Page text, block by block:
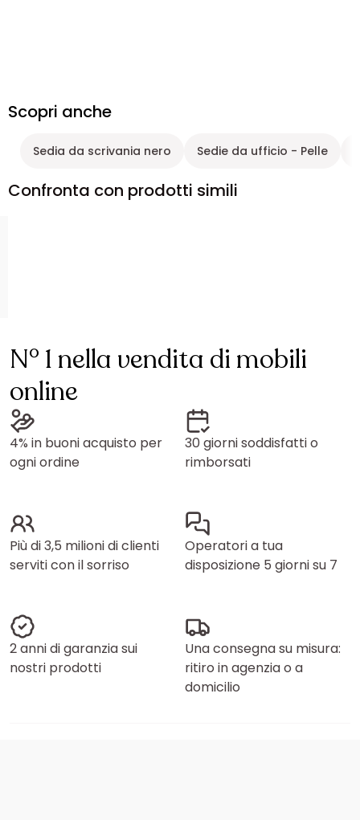
Scopri anche
Sedia da scrivania nero Sedie da ufficio - Pelle
Confronta con prodotti simili
N° 1 nella vendita di mobili
online
4% in buoni acquisto per
ogni ordine
30 giorni soddisfatti o
rimborsati
Più di 3,5 milioni di clienti
serviti con il sorriso
Operatori a tua
disposizione 5 giorni su 7
2 anni di garanzia sui
nostri prodotti
Una consegna su misura:
ritiro in agenzia o a
domicilio